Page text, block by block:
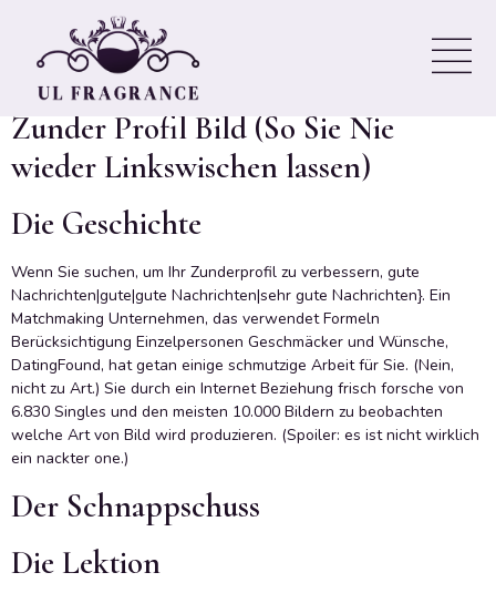
Good Zunder Profil Bild
Hier ist Ideen, wie erhalten ein
Zunder Profil Bild (So Sie Nie
wieder Linkswischen lassen)
Die Geschichte
Wenn Sie suchen, um Ihr Zunderprofil zu verbessern, gute
Nachrichten|gute|gute Nachrichten|sehr gute Nachrichten}. Ein
Matchmaking Unternehmen, das verwendet Formeln
Berücksichtigung Einzelpersonen Geschmäcker und Wünsche,
DatingFound, hat getan einige schmutzige Arbeit für Sie. (Nein,
nicht zu Art.) Sie durch ein Internet Beziehung frisch forsche von
6.830 Singles und den meisten 10.000 Bildern zu beobachten
welche Art von Bild wird produzieren. (Spoiler: es ist nicht wirklich
ein nackter one.)
Der Schnappschuss
Die Lektion